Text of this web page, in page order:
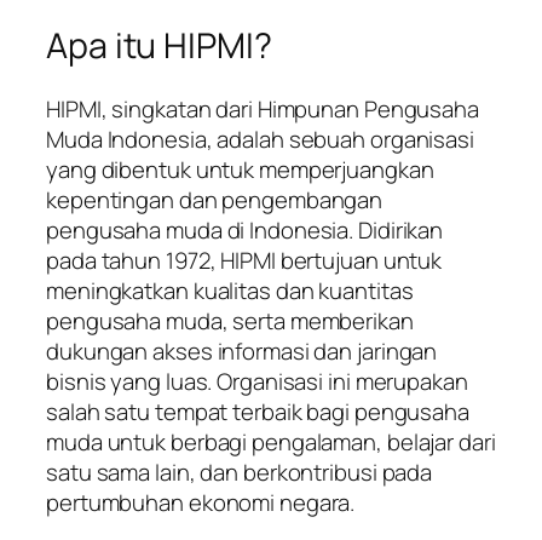
Apa itu HIPMI?
HIPMI, singkatan dari Himpunan Pengusaha
Muda Indonesia, adalah sebuah organisasi
yang dibentuk untuk memperjuangkan
kepentingan dan pengembangan
pengusaha muda di Indonesia. Didirikan
pada tahun 1972, HIPMI bertujuan untuk
meningkatkan kualitas dan kuantitas
pengusaha muda, serta memberikan
dukungan akses informasi dan jaringan
bisnis yang luas. Organisasi ini merupakan
salah satu tempat terbaik bagi pengusaha
muda untuk berbagi pengalaman, belajar dari
satu sama lain, dan berkontribusi pada
pertumbuhan ekonomi negara.